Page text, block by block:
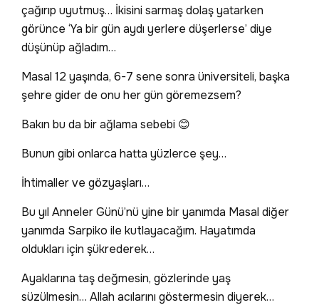
çağırıp uyutmuş… İkisini sarmaş dolaş yatarken
görünce ‘Ya bir gün aydı yerlere düşerlerse’ diye
düşünüp ağladım…
Masal 12 yaşında, 6-7 sene sonra üniversiteli, başka
şehre gider de onu her gün göremezsem?
Bakın bu da bir ağlama sebebi 😊
Bunun gibi onlarca hatta yüzlerce şey…
İhtimaller ve gözyaşları…
Bu yıl Anneler Günü’nü yine bir yanımda Masal diğer
yanımda Sarpiko ile kutlayacağım. Hayatımda
oldukları için şükrederek…
Ayaklarına taş değmesin, gözlerinde yaş
süzülmesin… Allah acılarını göstermesin diyerek…